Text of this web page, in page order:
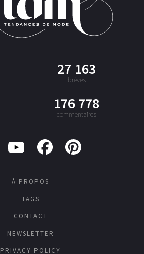
27 163
brèves
176 778
commentaires
À PROPOS
TAGS
CONTACT
NEWSLETTER
PRIVACY POLICY